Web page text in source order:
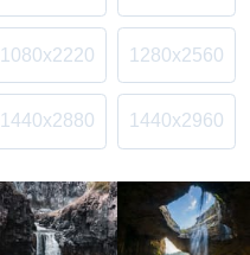
1080x2220 1280x2560
1440x2880 1440x2960